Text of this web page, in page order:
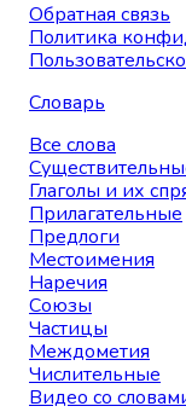
Обратная связь
Политика
Словарь
Все слова
Глаголы и их
Прилагательные
Предлоги
Местоимения
Наречия
Союзы
Частицы
Междометия
Числительные
Видео со